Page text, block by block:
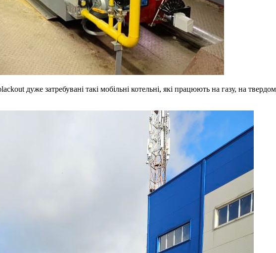
дуже затребувані такі мобільні котельні, які працюють на газу, на